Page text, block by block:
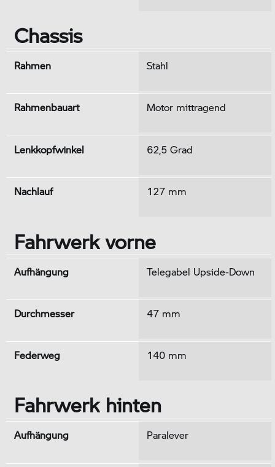
Chassis
Rahmen Stahl
Rahmenbauart Motor mittragend
Lenkkopfwinkel 62,5 Grad
Nachlauf 127 mm
Fahrwerk vorne
Aufhängung Telegabel Upside-Down
Durchmesser 47 mm
Federweg 140 mm
Fahrwerk hinten
Aufhängung Paralever